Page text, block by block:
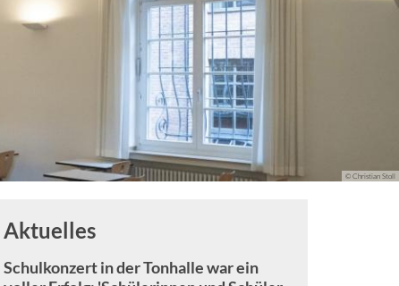
© Christian Stoll
Aktuelles
Schulkonzert in der Tonhalle war ein